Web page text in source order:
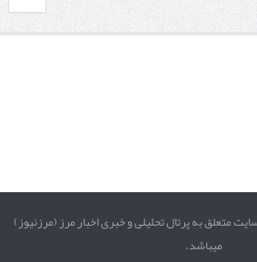
متعلق به پرتال تحلیلی و خبری اخبار مرز (مرزنیوز)
میباشد.